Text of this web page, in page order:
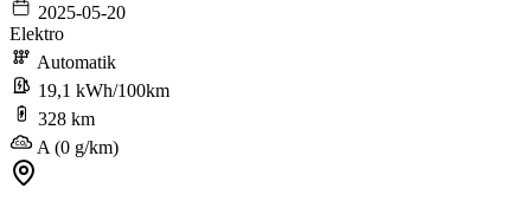
2025-05-20
Elektro
Automatik
19,1 kWh/100km
328 km
A (0 g/km)